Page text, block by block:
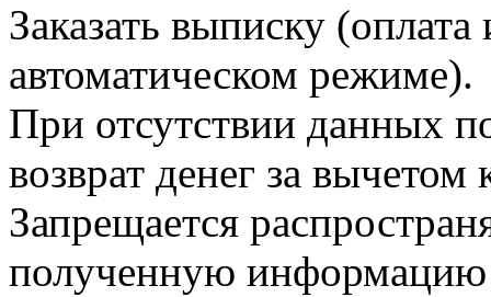
Заказать выписку
автоматическом режиме).
При отсутствии данных
возврат денег за
Запрещается
полученную информацию